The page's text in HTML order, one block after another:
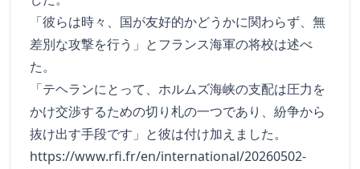
「彼らは時々、国が友好的かどうかに関わらず、無
差別な攻撃を行う」とフランス海軍の将校は述べ
た。
「テヘランにとって、ホルムズ海峡の支配は圧力を
かけ交渉するための切り札の一つであり、紛争から
抜け出す手段です」と彼は付け加えました。
https://www.rfi.fr/en/international/20260502-